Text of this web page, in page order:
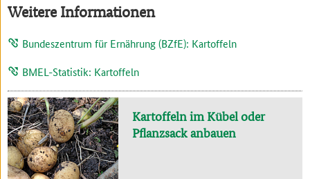
Weitere Informationen
Bundeszentrum für Ernährung (BZfE): Kartoffeln
BMEL-Statistik: Kartoffeln
Kartoffeln im Kübel oder
Pflanzsack anbauen